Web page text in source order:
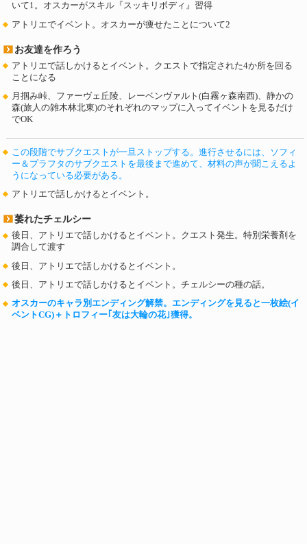
いて1。オスカーがスキル『スッキリボディ』習得
アトリエでイベント。オスカーが痩せたことについて2
お友達を作ろう
アトリエで話しかけるとイベント。クエストで指定された4か所を回る
ことになる
月掴み峠、ファーヴェ丘陵、レーベンヴァルト(白霧ヶ森南西)、静かの
森(旅人の雑木林北東)のそれぞれのマップに入ってイベントを見るだけ
でOK
この段階でサブクエストが一旦ストップする。進行させるには、ソフィ
ー＆プラフタのサブクエストを最後まで進めて、材料の声が聞こえるよ
うになっている必要がある。
アトリエで話しかけるとイベント。
萎れたチェルシー
後日、アトリエで話しかけるとイベント。クエスト発生。特別栄養剤を
調合して渡す
後日、アトリエで話しかけるとイベント。
後日、アトリエで話しかけるとイベント。チェルシーの種の話。
オスカーのキャラ別エンディング解禁。エンディングを見ると一枚絵(イ
ベントCG)＋トロフィー｢友は大輪の花｣獲得。